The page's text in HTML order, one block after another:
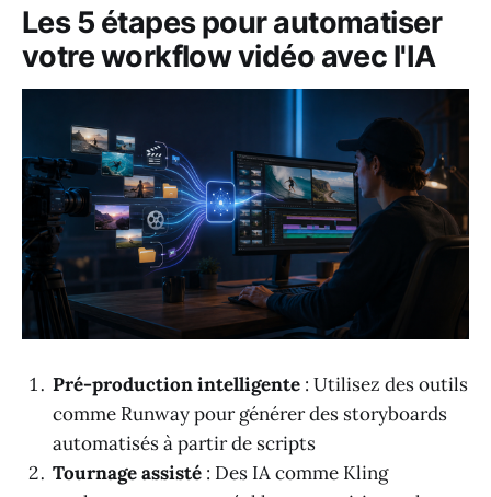
Les 5 étapes pour automatiser
votre workflow vidéo avec l'IA
Pré-production intelligente : Utilisez des outils
comme Runway pour générer des storyboards
automatisés à partir de scripts
Tournage assisté : Des IA comme Kling